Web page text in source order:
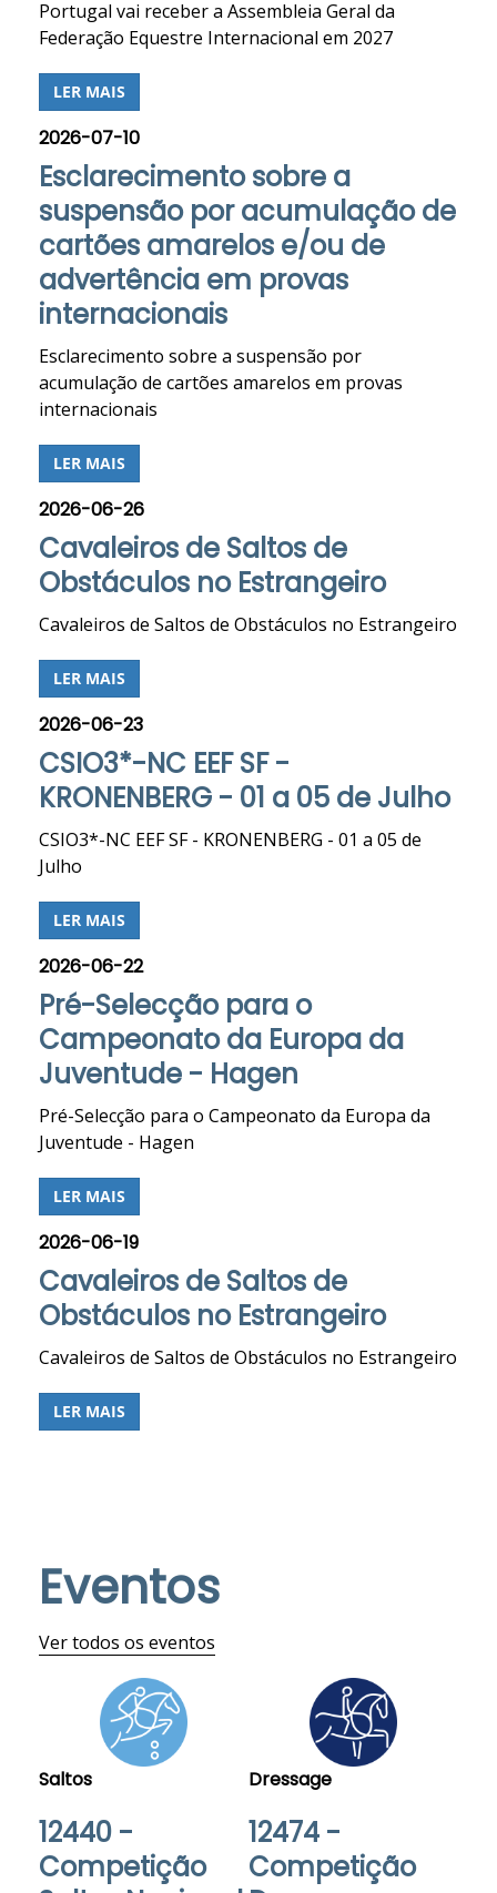
Portugal vai receber a Assembleia Geral da
Federação Equestre Internacional em 2027
LER MAIS
2026-07-10
Esclarecimento sobre a
suspensão por acumulação de
cartões amarelos e/ou de
advertência em provas
internacionais
Esclarecimento sobre a suspensão por
acumulação de cartões amarelos em provas
internacionais
LER MAIS
2026-06-26
Cavaleiros de Saltos de
Obstáculos no Estrangeiro
Cavaleiros de Saltos de Obstáculos no Estrangeiro
LER MAIS
2026-06-23
CSIO3*-NC EEF SF -
KRONENBERG - 01 a 05 de Julho
CSIO3*-NC EEF SF - KRONENBERG - 01 a 05 de
Julho
LER MAIS
2026-06-22
Pré-Selecção para o
Campeonato da Europa da
Juventude - Hagen
Pré-Selecção para o Campeonato da Europa da
Juventude - Hagen
LER MAIS
2026-06-19
Cavaleiros de Saltos de
Obstáculos no Estrangeiro
Cavaleiros de Saltos de Obstáculos no Estrangeiro
LER MAIS
Eventos
Ver todos os eventos
Saltos
12440 -
Competição
Dressage
12474 -
Competição